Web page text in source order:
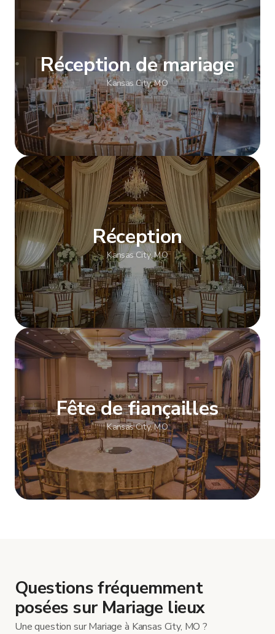
Réception de mariage
Kansas City, MO
Afficher plus
Réception
Kansas City, MO
Afficher plus
Fête de fiançailles
Kansas City, MO
Questions fréquemment
posées sur Mariage lieux
Une question sur Mariage à Kansas City, MO ?